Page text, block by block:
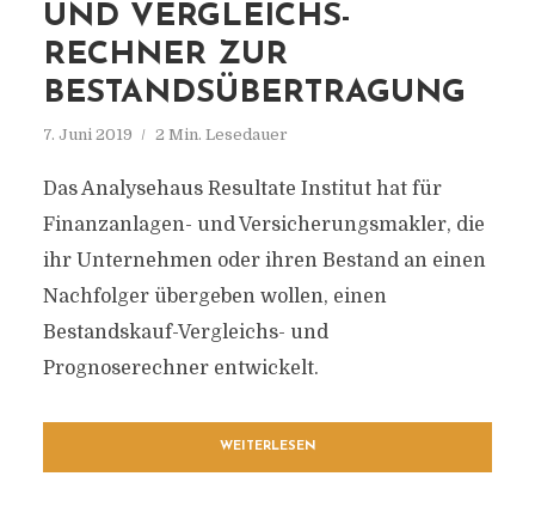
UND VERGLEICHS-
RECHNER ZUR
BESTANDSÜBERTRAGUNG
7. Juni 2019 2 Min. Lesedauer
Das Analysehaus Resultate Institut hat für
Finanzanlagen- und Versicherungsmakler, die
ihr Unternehmen oder ihren Bestand an einen
Nachfolger übergeben wollen, einen
Bestandskauf-Vergleichs- und
Prognoserechner entwickelt.
WEITERLESEN